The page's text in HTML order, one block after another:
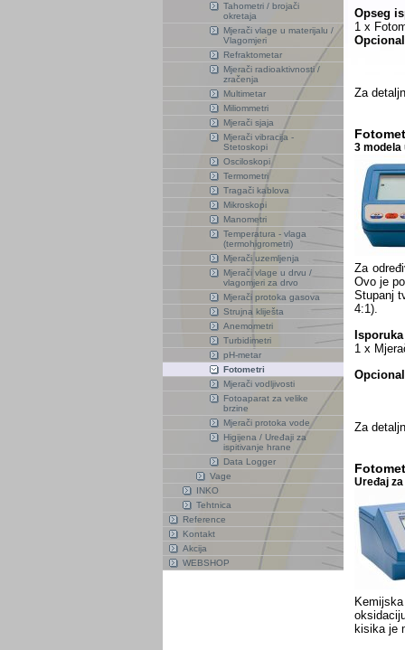
Tahometri / brojači
okretaja
Mjerači vlage u materijalu /
Vlagomjeri
Refraktometar
Mjerači radioaktivnosti /
zračenja
Multimetar
Miliommetri
Mjerači sjaja
Mjerači vibracija -
Stetoskopi
Osciloskopi
Termometri
Tragači kablova
Mikroskopi
Manometri
Temperatura - vlaga
(termohigrometri)
Mjerači uzemljenja
Mjerači vlage u drvu /
vlagomjeri za drvo
Mjerači protoka gasova
Strujna kliješta
Anemometri
Turbidimetri
pH-metar
Fotometri
Mjerači vodljivosti
Fotoaparat za velike
brzine
Mjerači protoka vode
Higijena / Uređaji za
ispitivanje hrane
Data Logger
Vage
INKO
Tehtnica
Reference
Kontakt
Akcija
WEBSHOP
Opseg
1 x
Za
3 modela
Za
Ovo je
Stupanj
4:1).
Isporuka
1 x
Za
Uređaj
kisika je